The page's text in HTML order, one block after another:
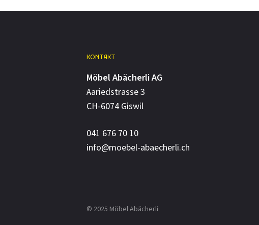
KONTAKT
Möbel Abächerli AG
Aariedstrasse 3
CH-6074 Giswil
041 676 70 10
info@moebel-abaecherli.ch
© 2025 Möbel Abächerli